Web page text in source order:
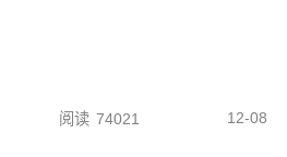
阅读 74021 12-08